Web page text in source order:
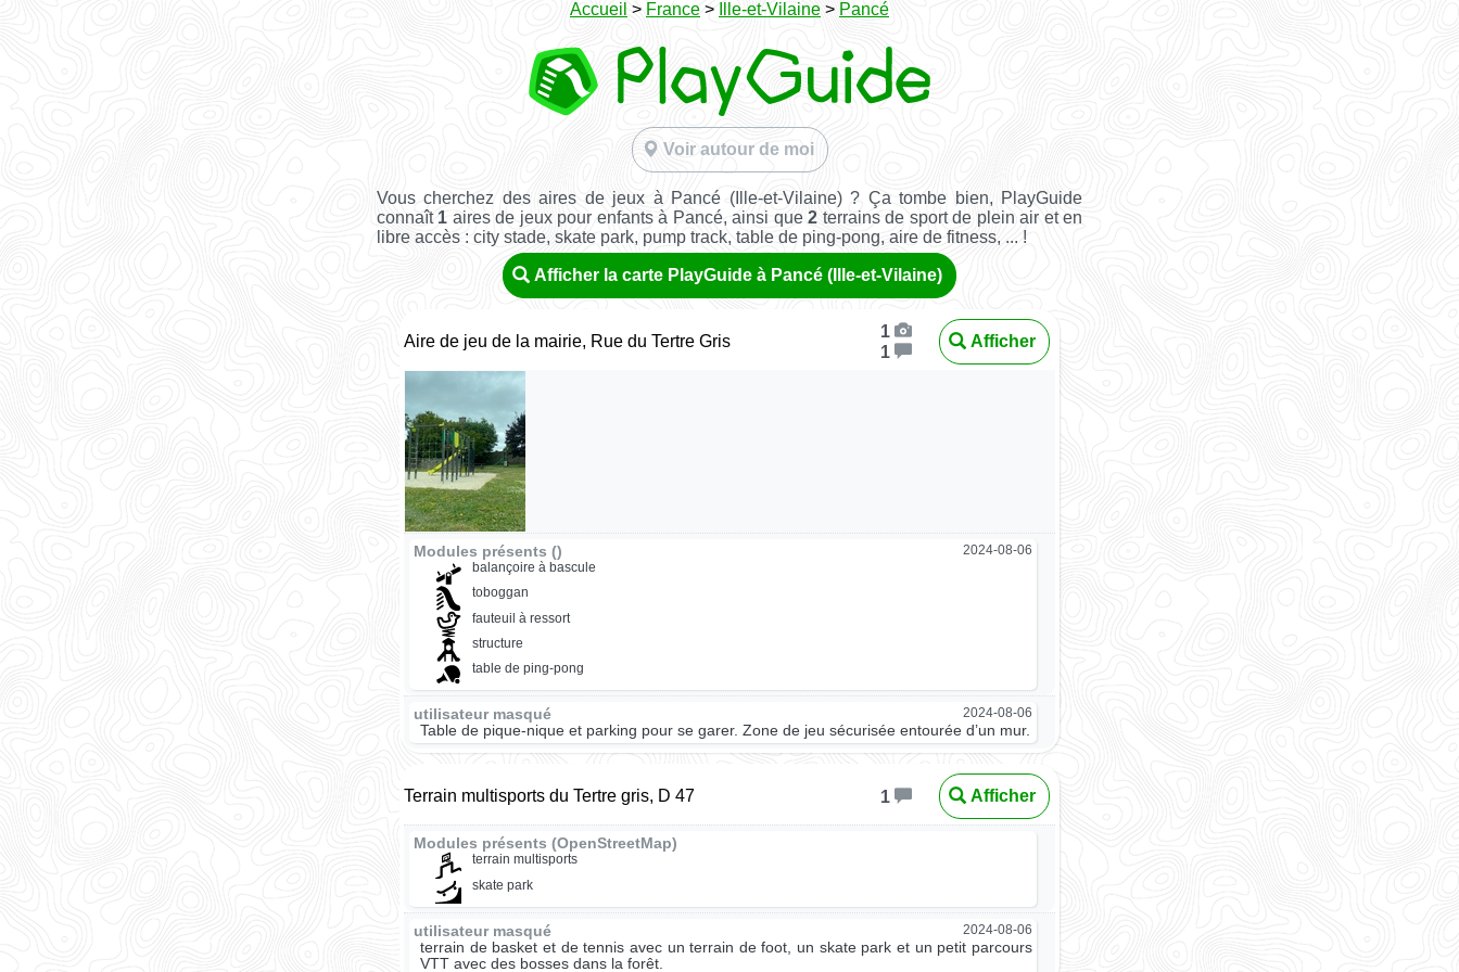
Accueil > France > Ille-et-Vilaine > Pancé
Voir autour de moi
Vous cherchez des aires de jeux à Pancé (Ille-et-Vilaine) ? Ça tombe bien, PlayGuide
connaît 1 aires de jeux pour enfants à Pancé, ainsi que2 terrains de sport de plein air et en
libre accès : city stade, skate park, pump track, table de ping-pong, aire de fitness, ... !
Afficher la carte PlayGuide à Pancé (Ille-et-Vilaine)
Aire de jeu de la mairie, Rue du Tertre Gris
1
1
Afficher
Modules présents () 2024-08-06
balançoire à bascule
toboggan
fauteuil à ressort
structure
table de ping-pong
utilisateur masqué 2024-08-06
Table de pique-nique et parking pour se garer. Zone de jeu sécurisée entourée d’un mur.
Terrain multisports du Tertre gris, D 47 1 Afficher
Modules présents (OpenStreetMap)
terrain multisports
skate park
utilisateur masqué 2024-08-06
terrain de basket et de tennis avec un terrain de foot, un skate park et un petit parcours
VTT avec des bosses dans la forêt.